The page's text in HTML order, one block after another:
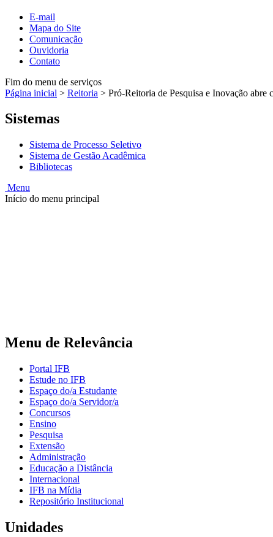
E-mail
Mapa do Site
Comunicação
Ouvidoria
Contato
Fim do menu de serviços
Página inicial > Reitoria > Pró-Reitoria de Pesquisa e Inovação
Sistemas
Sistema de Processo Seletivo
Sistema de Gestão Acadêmica
Bibliotecas
Menu
Início do menu principal
Menu de Relevância
Portal IFB
Estude no IFB
Espaço do/a Estudante
Espaço do/a Servidor/a
Concursos
Ensino
Pesquisa
Extensão
Administração
Educação a Distância
Internacional
IFB na Mídia
Repositório Institucional
Unidades